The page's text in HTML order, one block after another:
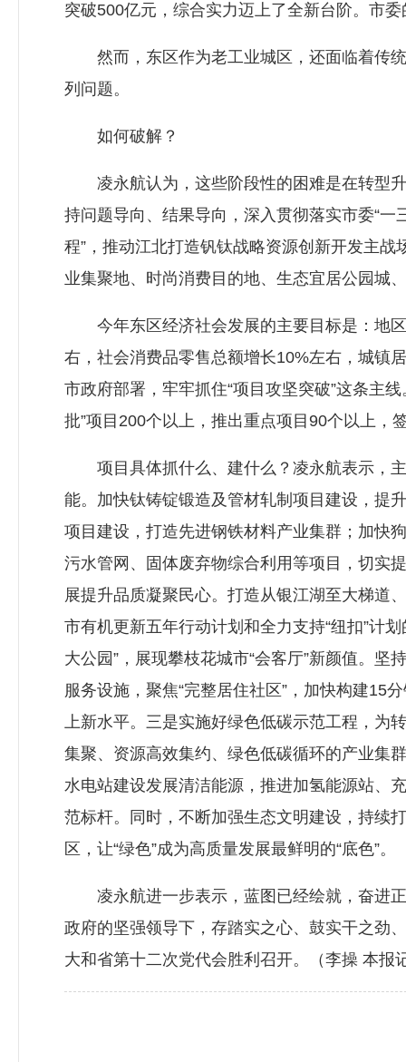
突破500亿元，综合实力迈上了全新台阶。市
然而，东区作为老工业城区，还面临着传统
列问题。
如何破解？
凌永航认为，这些阶段性的困难是在转型升
持问题导向、结果导向，深入贯彻落实市委“
程”，推动江北打造钒钛战略资源创新开发主
业集聚地、时尚消费目的地、生态宜居公园城
今年东区经济社会发展的主要目标是：地区
右，社会消费品零售总额增长10%左右，城镇
市政府部署，牢牢抓住“项目攻坚突破”这条主
批”项目200个以上，推出重点项目90个以上，
项目具体抓什么、建什么？凌永航表示，主
能。加快钛铸锭锻造及管材轧制项目建设，提
项目建设，打造先进钢铁材料产业集群；加快
污水管网、固体废弃物综合利用等项目，切实
展提升品质凝聚民心。打造从银江湖至大梯道
市有机更新五年行动计划和全力支持“纽扣”计
大公园”，展现攀枝花城市“会客厅”新颜值。
服务设施，聚焦“完整居住社区”，加快构建15
上新水平。三是实施好绿色低碳示范工程，为
集聚、资源高效集约、绿色低碳循环的产业集
水电站建设发展清洁能源，推进加氢能源站、
范标杆。同时，不断加强生态文明建设，持续
区，让“绿色”成为高质量发展最鲜明的“底色”。
凌永航进一步表示，蓝图已经绘就，奋进正
政府的坚强领导下，存踏实之心、鼓实干之劲
大和省第十二次党代会胜利召开。（李操 本报